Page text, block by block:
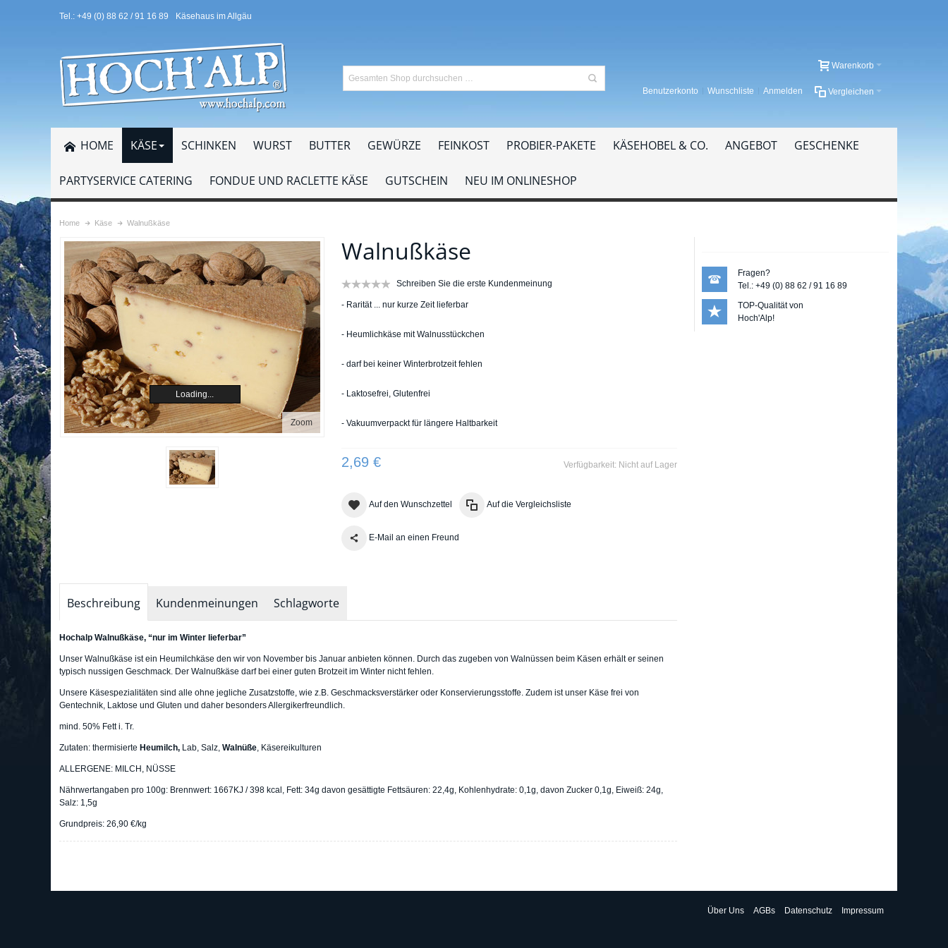
Tel.: +49 (0) 88 62 / 91 16 89 Käsehaus im Allgäu
Warenkorb
Vergleichen
Benutzerkonto Wunschliste Anmelden
HOME KÄSE SCHINKEN WURST BUTTER GEWÜRZE FEINKOST PROBIER-PAKETE KÄSEHOBEL & CO. ANGEBOT GESCHENKE
PARTYSERVICE CATERING FONDUE UND RACLETTE KÄSE GUTSCHEIN NEU IM ONLINESHOP
Home Käse Walnußkäse
Loading...
Zoom
Walnußkäse
Schreiben Sie die erste Kundenmeinung
- Rarität ... nur kurze Zeit lieferbar
- Heumlichkäse mit Walnusstückchen
- darf bei keiner Winterbrotzeit fehlen
- Laktosefrei, Glutenfrei
- Vakuumverpackt für längere Haltbarkeit
Verfügbarkeit: Nicht auf Lager
2,69 €
Auf den Wunschzettel Auf die Vergleichsliste
E-Mail an einen Freund
Fragen?
Tel.: +49 (0) 88 62 / 91 16 89
TOP-Qualität von
Hoch'Alp!
Beschreibung Kundenmeinungen Schlagworte
Hochalp Walnußkäse, “nur im Winter lieferbar”
Unser Walnußkäse ist ein Heumilchkäse den wir von November bis Januar anbieten können. Durch das zugeben von Walnüssen beim Käsen erhält er seinen
typisch nussigen Geschmack. Der Walnußkäse darf bei einer guten Brotzeit im Winter nicht fehlen.
Unsere Käsespezialitäten sind alle ohne jegliche Zusatzstoffe, wie z.B. Geschmacksverstärker oder Konservierungsstoffe. Zudem ist unser Käse frei von
Gentechnik, Laktose und Gluten und daher besonders Allergikerfreundlich.
mind. 50% Fett i. Tr.
Zutaten: thermisierteHeumilch, Lab, Salz,Walnüße , Käsereikulturen
ALLERGENE: MILCH, NÜSSE
Nährwertangaben pro 100g: Brennwert: 1667KJ / 398 kcal, Fett: 34g davon gesättigte Fettsäuren: 22,4g, Kohlenhydrate: 0,1g, davon Zucker 0,1g, Eiweiß: 24g,
Salz: 1,5g
Grundpreis: 26,90 €/kg
Über Uns AGBs Datenschutz Impressum